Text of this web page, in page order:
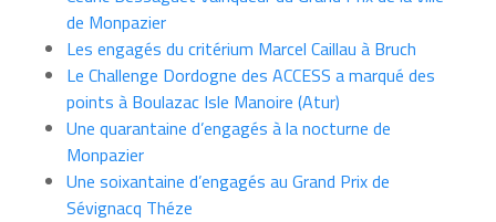
de Monpazier
Les engagés du critérium Marcel Caillau à Bruch
Le Challenge Dordogne des ACCESS a marqué des
points à Boulazac Isle Manoire (Atur)
Une quarantaine d’engagés à la nocturne de
Monpazier
Une soixantaine d’engagés au Grand Prix de
Sévignacq Théze